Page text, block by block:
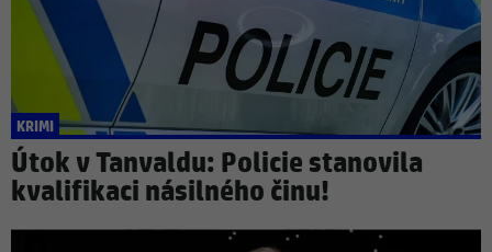
KRIMI
Útok v Tanvaldu: Policie stanovila
kvalifikaci násilného činu!